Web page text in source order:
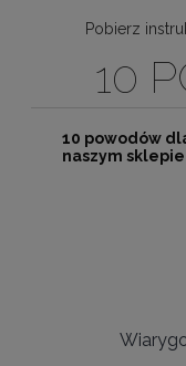
Pobierz
10
10 powodów
naszym sklepie